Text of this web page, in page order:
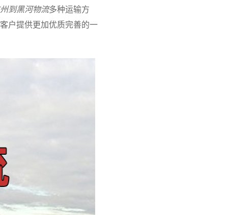
到黑河物流多种运输方
户提供更加优质完善的一